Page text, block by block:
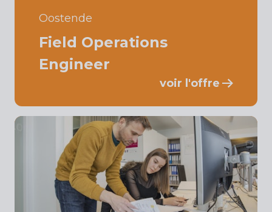
Oostende
Field Operations
Engineer
voir l'offre